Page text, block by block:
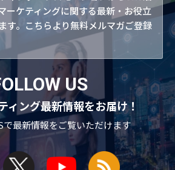
ーケティングに関する最新・お役立
す。こちらより無料メルマガご登録
US
ィング最新情報をお届け！
で最新情報をご覧いただけます